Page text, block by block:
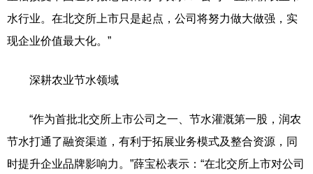
水行业。在北交所上市只是起点，公司将努力做大做强，实
现企业价值最大化。”
深耕农业节水领域
“作为首批北交所上市公司之一、节水灌溉第一股，润农
节水打通了融资渠道，有利于拓展业务模式及整合资源，同
时提升企业品牌影响力。”薛宝松表示：“在北交所上市对公司